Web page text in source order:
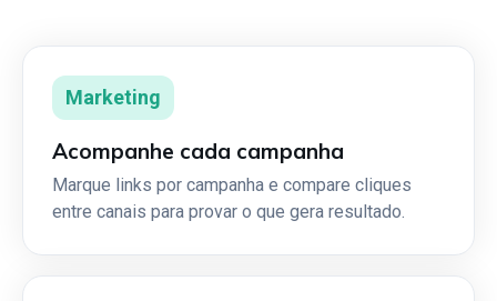
Marketing
Acompanhe cada campanha
Marque links por campanha e compare cliques
entre canais para provar o que gera resultado.